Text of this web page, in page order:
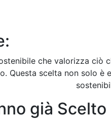
che valorizza
Questa scelta non solo
già Scelto